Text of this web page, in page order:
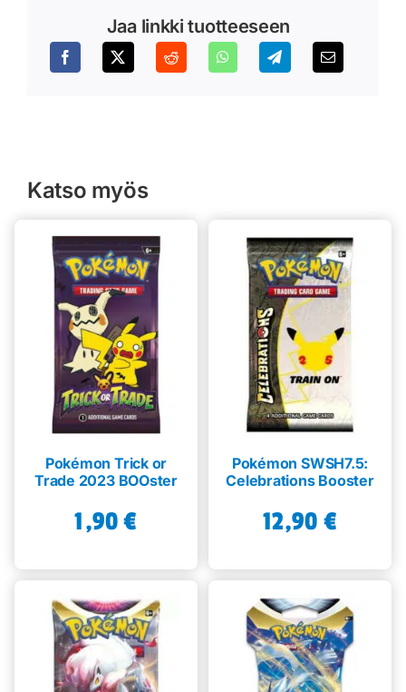
Jaa linkki tuotteeseen
Katso myös
Pokémon Trick or
Trade 2023 BOOster
1,90€
Pokémon SWSH7.5:
Celebrations Booster
12,90 €